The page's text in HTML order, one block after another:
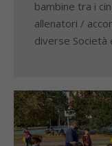
bambine tra i
allenatori /
diverse Società